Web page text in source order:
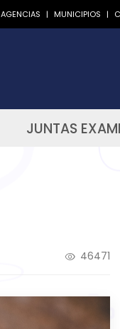
AGENCIAS | MUNICIPIOS |
JUNTAS
46471